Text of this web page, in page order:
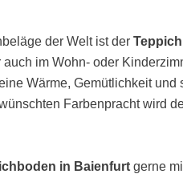
der Welt ist der
im Wohn- oder
Wärme, Gemütlichkeit und
Farbenpracht wird
in Baienfurt gerne